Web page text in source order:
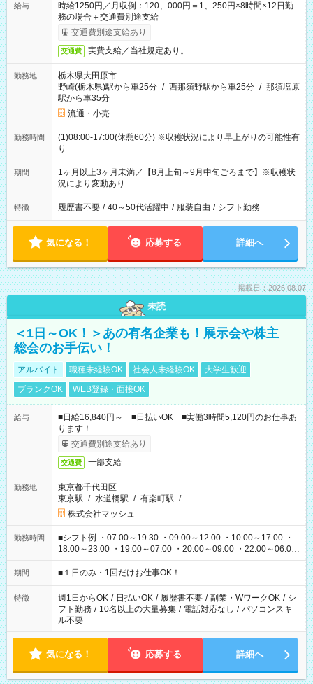
給与
時給1250円／月収例：120、000円＝1、250円×8時間×12日勤
務の場合＋交通費別途支給
交通費別途支給あり
交通費 実費支給／当社規定あり。
勤務地
栃木県大田原市
野崎(栃木県)駅から車25分 / 西那須野駅から車25分 / 那須塩原
駅から車35分
流通・小売
勤務時間
(1)08:00-17:00(休憩60分) ※収穫状況により早上がりの可能性有
り
期間
1ヶ月以上3ヶ月未満／【8月上旬～9月中旬ごろまで】※収穫状
況により変動あり
特徴 履歴書不要 / 40～50代活躍中 / 服装自由 / シフト勤務
気になる！ 応募する 詳細へ
掲載日：2026.08.07
未読
＜1日～OK！＞あの有名企業も！展示会や株主
総会のお手伝い！
アルバイト 職種未経験OK 社会人未経験OK
大学生歓迎
ブランクOK
WEB登録・面接OK
給与
■日給16,840円～ ■日払いOK ■実働3時間5,120円のお仕事あ
ります！
交通費別途支給あり
交通費 一部支給
勤務地
東京都千代田区
東京駅 / 水道橋駅 / 有楽町駅 / …
株式会社マッシュ
勤務時間
■シフト例 ・07:00～19:30 ・09:00～12:00 ・10:00～17:00 ・
18:00～23:00 ・19:00～07:00 ・20:00～09:00 ・22:00～06:00
etc ★最短で3時間で5,120円のお仕事から 15時間で2万円近く稼
げるお仕事も！ ご希望のお時間に合わせてご紹介！ ※シフトは
ください！
期間 ■１日のみ・1回だけお仕事OK！
特徴 週1日からOK / 日払いOK / 履歴書不要 / 副業・WワークOK / シ
フト勤務 / 10名以上の大量募集 / 電話対応なし / パソコンスキ
ル不要
気になる！ 応募する 詳細へ